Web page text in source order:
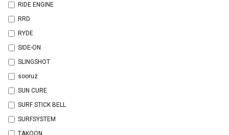
RIDE ENGINE
RRD
RYDE
SIDE-ON
SLINGSHOT
sooruz
SUN CURE
SURF STICK BELL
SURFSYSTEM
TAKOON